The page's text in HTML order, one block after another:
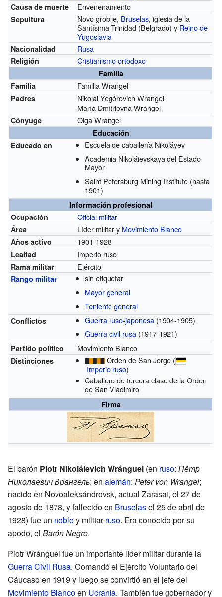
Causa de muerte Envenenamiento
Sepultura Novo groblje, Bruselas, iglesia de la
Santísima Trinidad (Belgrado) y Reino de
Yugoslavia
Nacionalidad Rusa
Religión Cristianismo ortodoxo
Familia
Familia
Familia Wrangel
Padres
Nikolái Yegórovich Wrangel
María Dmítrievna Wrangel
Cónyuge Olga Wrangel
Educación
Educado en
Escuela de caballería Nikoláyev
Academia Nikoláievskaya del Estado
Mayor
Saint Petersburg Mining Institute (hasta
1901)
Información profesional
Ocupación
Oficial militar
Área Líder militar y Movimiento Blanco
Años activo 1901-1928
Lealtad Imperio ruso
Rama militar Ejército
Rango militar
sin etiquetar
Mayor general
Teniente general
Conflictos Guerra ruso-japonesa(1904-1905)
Guerra civil rusa(1917-1921)
Partido político Movimiento Blanco
Distinciones Orden de San Jorge (
Imperio ruso)
Caballero de tercera clase de la Orden
de San Vladimiro
Firma
El barón Piotr Nikoláievich Wránguel (en ruso: Пётр
Николаевич Врангель; en alemán: Peter von Wrangel;
nacido en Novoaleksándrovsk, actual Zarasai, el 27 de
agosto de 1878, y fallecido en Bruselasel 25 de abril de
1928) fue un nobley militarruso. Era conocido por su
apodo, el Barón Negro.
Piotr Wránguel fue un importante líder militar durante la
Guerra Civil Rusa. Comandó el Ejército Voluntario del
Cáucaso en 1919 y luego se convirtió en el jefe del
Movimiento Blancoen Ucrania. También fue gobernador y